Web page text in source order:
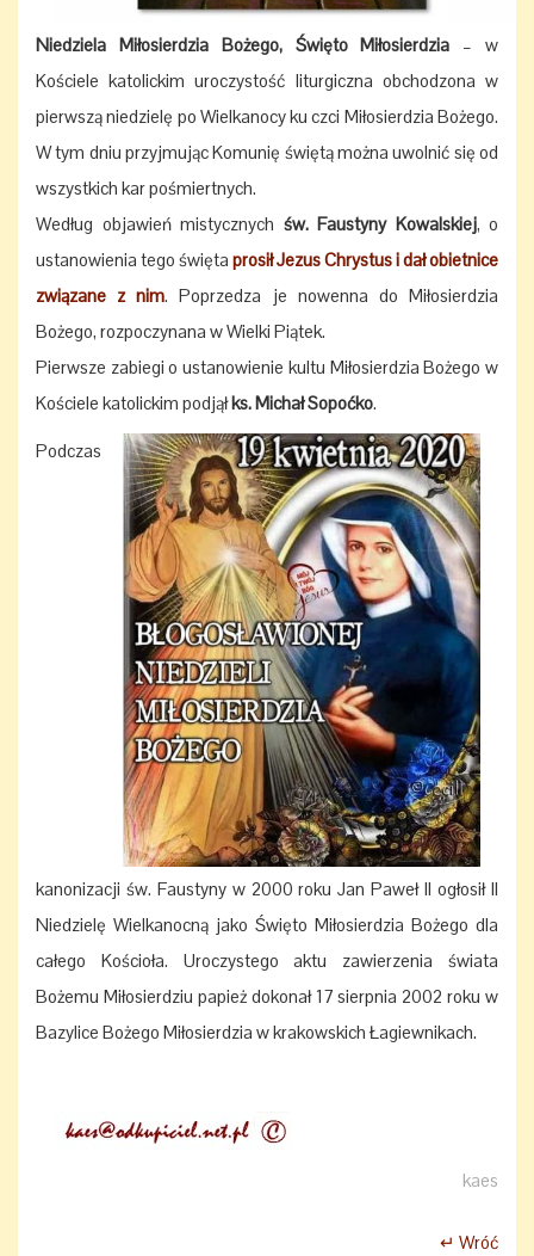
Niedziela Miłosierdzia Bożego, Święto Miłosierdzia – w
Kościele katolickim uroczystość liturgiczna obchodzona w
pierwszą niedzielę po Wielkanocy ku czci Miłosierdzia Bożego.
W tym dniu przyjmując Komunię świętą można uwolnić się od
wszystkich kar pośmiertnych.
Według objawień mistycznych św. Faustyny Kowalskiej, o
ustanowienia tego święta prosił Jezus Chrystus i dał obietnice
związane z nim. Poprzedza je nowenna do Miłosierdzia
Bożego, rozpoczynana w Wielki Piątek.
Pierwsze zabiegi o ustanowienie kultu Miłosierdzia Bożego w
Kościele katolickim podjąłks. Michał Sopoćko.
Podczas
kanonizacji św. Faustyny w 2000 roku Jan Paweł II ogłosił II
Niedzielę Wielkanocną jako Święto Miłosierdzia Bożego dla
całego Kościoła. Uroczystego aktu zawierzenia świata
Bożemu Miłosierdziu papież dokonał 17 sierpnia 2002 roku w
Bazylice Bożego Miłosierdzia w krakowskich Łagiewnikach.
kaes
↵ Wróć